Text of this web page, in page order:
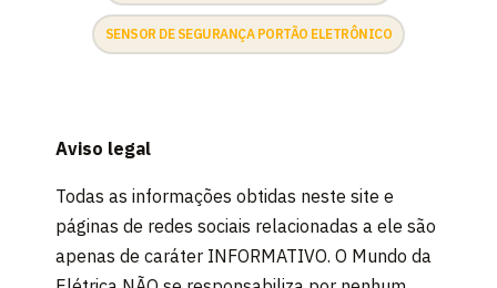
SENSOR DE SEGURANÇA PORTÃO ELETRÔNICO
Aviso legal
Todas as informações obtidas neste site e
páginas de redes sociais relacionadas a ele são
apenas de caráter INFORMATIVO. O Mundo da